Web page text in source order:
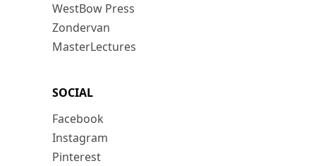
WestBow Press
Zondervan
MasterLectures
SOCIAL
Facebook
Instagram
Pinterest